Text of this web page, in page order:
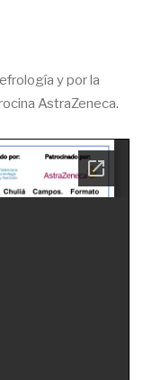
y por la
AstraZeneca.